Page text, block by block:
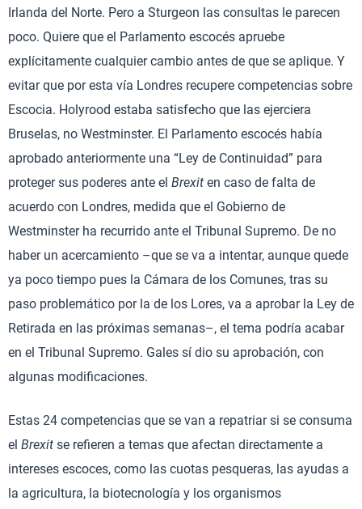
Irlanda del Norte. Pero a Sturgeon las consultas le parecen
poco. Quiere que el Parlamento escocés apruebe
explícitamente cualquier cambio antes de que se aplique. Y
evitar que por esta vía Londres recupere competencias sobre
Escocia. Holyrood estaba satisfecho que las ejerciera
Bruselas, no Westminster. El Parlamento escocés había
aprobado anteriormente una “Ley de Continuidad” para
proteger sus poderes ante el Brexit en caso de falta de
acuerdo con Londres, medida que el Gobierno de
Westminster ha recurrido ante el Tribunal Supremo. De no
haber un acercamiento –que se va a intentar, aunque quede
ya poco tiempo pues la Cámara de los Comunes, tras su
paso problemático por la de los Lores, va a aprobar la Ley de
Retirada en las próximas semanas–, el tema podría acabar
en el Tribunal Supremo. Gales sí dio su aprobación, con
algunas modificaciones.
Estas 24 competencias que se van a repatriar si se consuma
el Brexit se refieren a temas que afectan directamente a
intereses escoces, como las cuotas pesqueras, las ayudas a
la agricultura, la biotecnología y los organismos